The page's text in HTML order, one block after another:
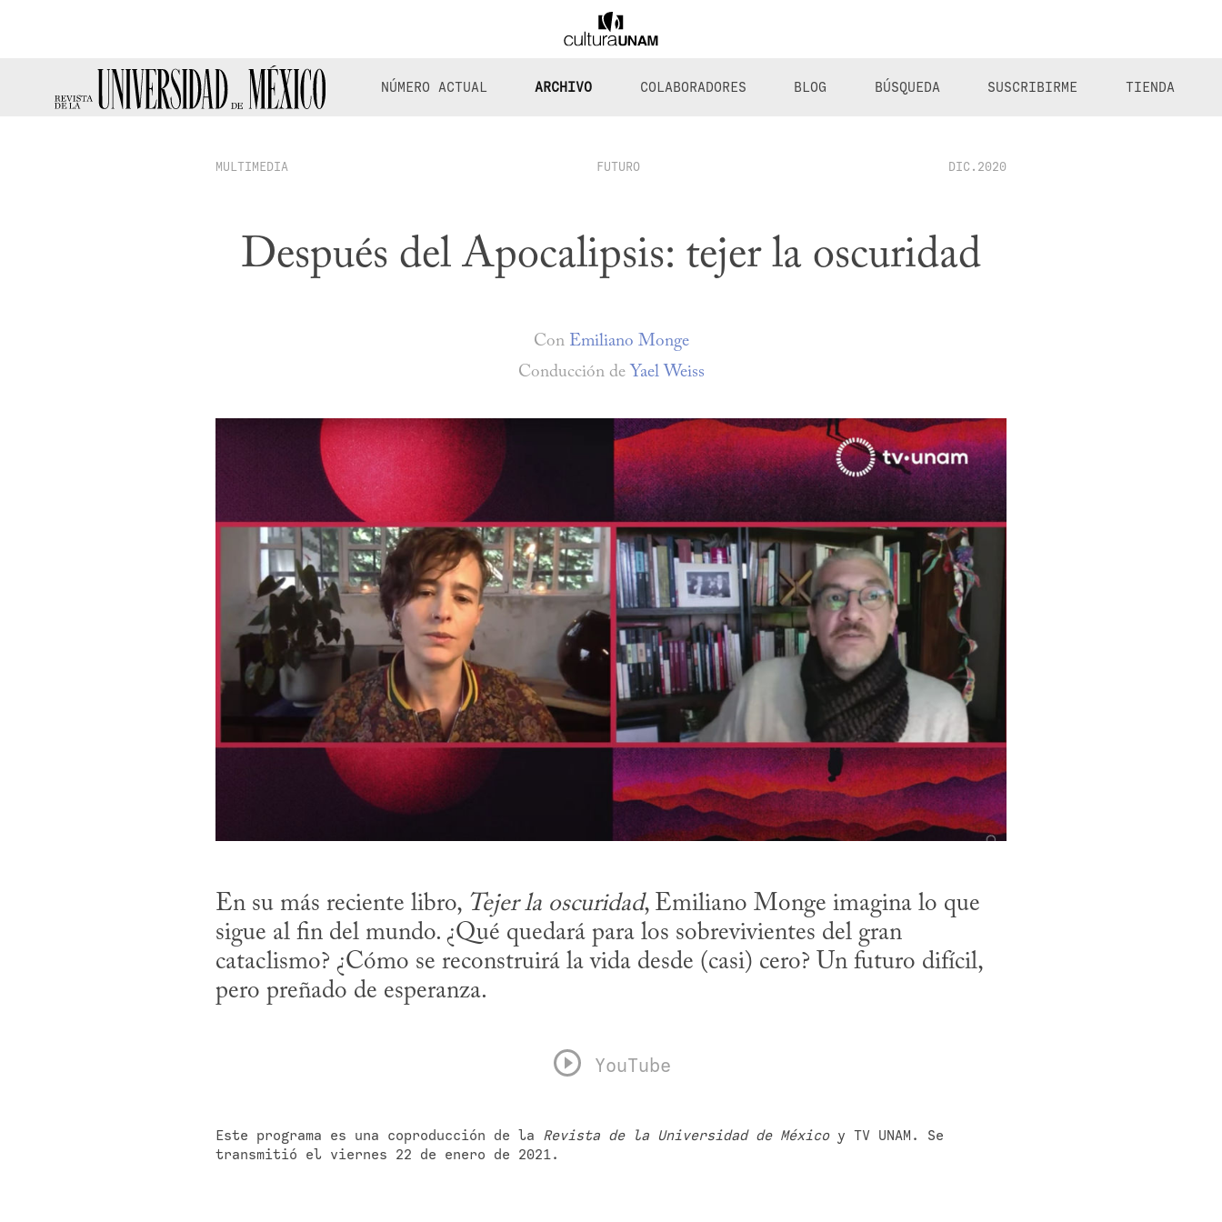
NÚMERO ACTUAL ARCHIVO COLABORADORES BLOG BÚSQUEDA SUSCRIBIRME TIENDA
MULTIMEDIA FUTURO DIC.2020
Después del Apocalipsis: tejer la oscuridad
Con Emiliano Monge
Conducción de Yael Weiss
En su más reciente libro, Tejer la oscuridad, Emiliano Monge imagina lo que
sigue al fin del mundo. ¿Qué quedará para los sobrevivientes del gran
cataclismo? ¿Cómo se reconstruirá la vida desde (casi) cero? Un futuro difícil,
pero preñado de esperanza.
YouTube
Este programa es una coproducción de la Revista de la Universidad de México y TV UNAM. Se
transmitió el viernes 22 de enero de 2021.